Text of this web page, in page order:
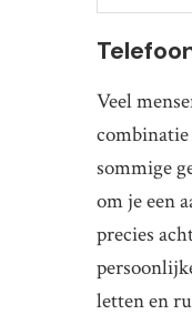
Veel
sommige
om je een
precies
letten en